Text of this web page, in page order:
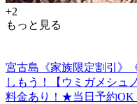
+2
もっと見る
宮古島《家族限定割引》
しもう！【ウミガメシ
料金あり！★当日予約